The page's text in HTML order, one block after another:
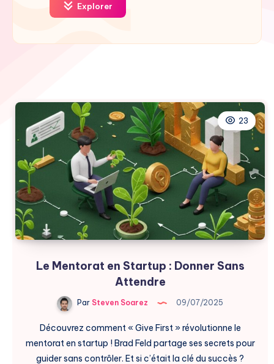
Explorer
23
Le Mentorat en Startup : Donner Sans
Attendre
Par Steven Soarez 09/07/2025
Découvrez comment « Give First » révolutionne le
mentorat en startup ! Brad Feld partage ses secrets pour
guider sans contrôler. Et si c’était la clé du succès ?